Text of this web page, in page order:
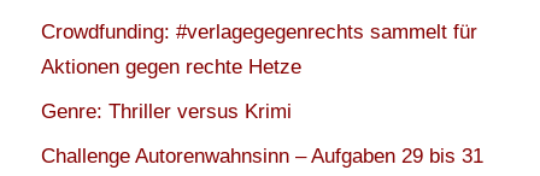
Crowdfunding: #verlagegegenrechts sammelt für
Aktionen gegen rechte Hetze
Genre: Thriller versus Krimi
Challenge Autorenwahnsinn – Aufgaben 29 bis 31